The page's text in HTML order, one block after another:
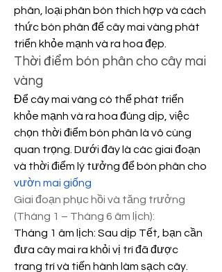
phân, loại phân bón thích hợp và cách
thức bón phân để cây mai vàng phát
triển khỏe mạnh và ra hoa đẹp.
Thời điểm bón phân cho cây mai
vàng
Để cây mai vàng có thể phát triển
khỏe mạnh và ra hoa đúng dịp, việc
chọn thời điểm bón phân là vô cùng
quan trọng. Dưới đây là các giai đoạn
vườn mai giống
Giai đoạn phục hồi và tăng trưởng
(Tháng 1 – Tháng 6 âm lịch):
Tháng 1 âm lịch: Sau dịp Tết, bạn cần
đưa cây mai ra khỏi vị trí đã được
trang trí và tiến hành làm sạch cây.